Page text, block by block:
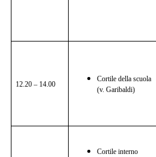
12.20 – 14.00
Cortile della scuola
(v. Garibaldi)
Cortile interno